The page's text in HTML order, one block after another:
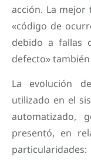
acción. La
«código de
debido a fallas
defecto»
La evolución
utilizado en el
automatizado,
presentó, en
particularidades: